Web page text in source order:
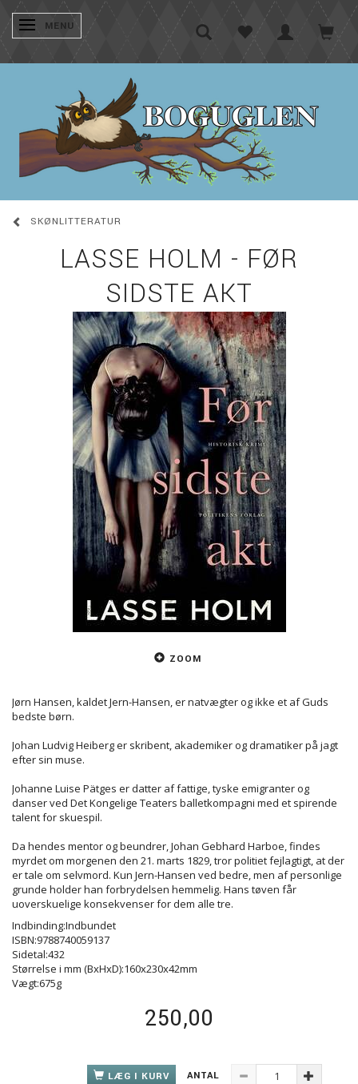
SKIFTE NAVIGATION
MENU
SKØNLITTERATUR
LASSE HOLM - FØR
SIDSTE AKT
ZOOM
Jørn Hansen, kaldet Jern-Hansen, er natvægter og ikke et af Guds
bedste børn.
Johan Ludvig Heiberg er skribent, akademiker og dramatiker på jagt
efter sin muse.
Johanne Luise Pätges er datter af fattige, tyske emigranter og
danser ved Det Kongelige Teaters balletkompagni med et spirende
talent for skuespil.
Da hendes mentor og beundrer, Johan Gebhard Harboe, findes
myrdet om morgenen den 21. marts 1829, tror politiet fejlagtigt, at der
er tale om selvmord. Kun Jern-Hansen ved bedre, men af personlige
grunde holder han forbrydelsen hemmelig. Hans tøven får
uoverskuelige konsekvenser for dem alle tre.
Indbinding:Indbundet
ISBN:9788740059137
Sidetal:432
Størrelse i mm (BxHxD):160x230x42mm
Vægt:675g
250,00
LÆG I KURV ANTAL